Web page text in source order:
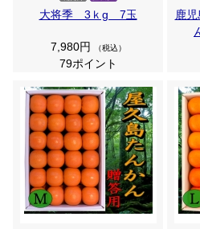
大将季 3ｋg 7玉
7,980円 （税込）
79ポイント
鹿